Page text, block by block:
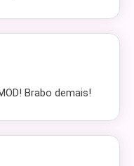
Brabo demais!